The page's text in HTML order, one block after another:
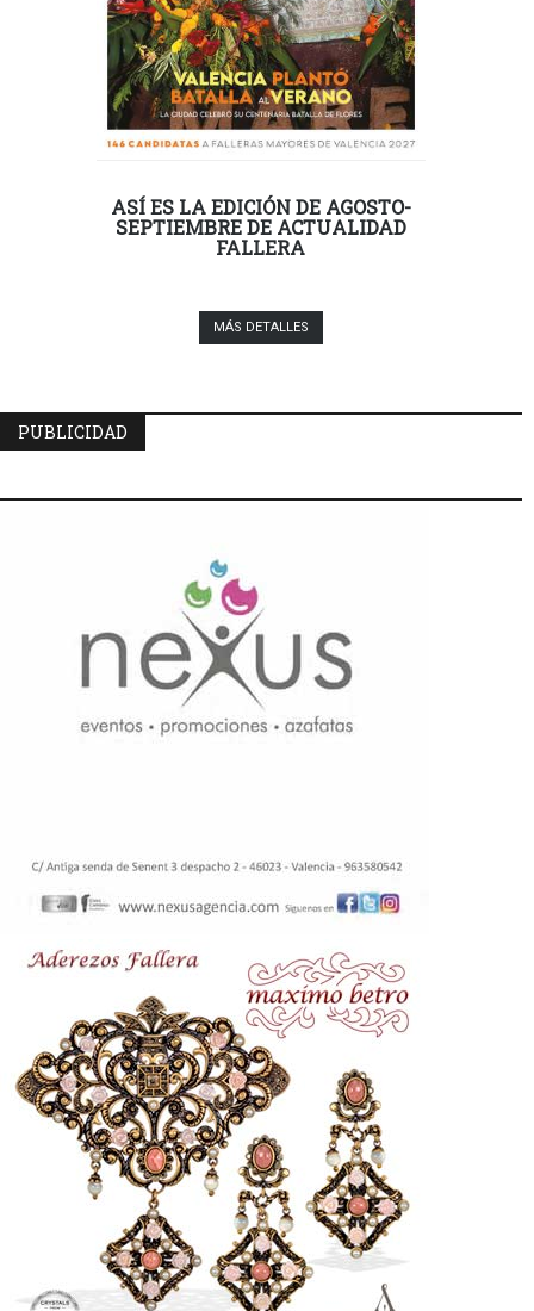
ASÍ ES LA EDICIÓN DE AGOSTO-
SEPTIEMBRE DE ACTUALIDAD
FALLERA
MÁS DETALLES
PUBLICIDAD